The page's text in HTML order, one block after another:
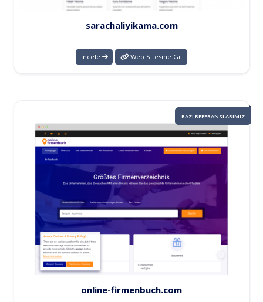
sarachaliyikama.com
İncele Web Sitesine Git
online-firmenbuch.com
BAZI REFERANSLARIMIZ